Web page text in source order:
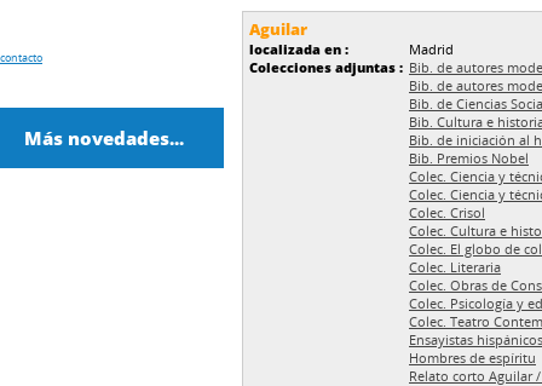
Aguilar
localizada en :
Madrid
Colecciones adjuntas : Bib. de autores
Bib. de autores
Bib. de Ciencias
Bib. Cultura e
Bib. de iniciación al
Bib. Premios Nobel
Colec. Ciencia y
Colec. Ciencia y
Colec. Crisol
Colec. Cultura e
Colec. El globo de
Colec. Literaria
Colec. Obras de
Colec. Psicología y
Colec. Teatro
Ensayistas hispánicos
Hombres de espíritu
Relato corto Aguilar
contacto
Más novedades...